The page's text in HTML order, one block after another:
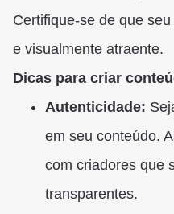
Certifique-se de que
e visualmente atraente.
Dicas para criar
Autenticidade:
em seu conteúdo.
com criadores que
transparentes.